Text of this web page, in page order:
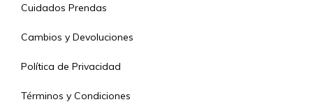
Cuidados Prendas
Cambios y Devoluciones
Política de Privacidad
Términos y Condiciones